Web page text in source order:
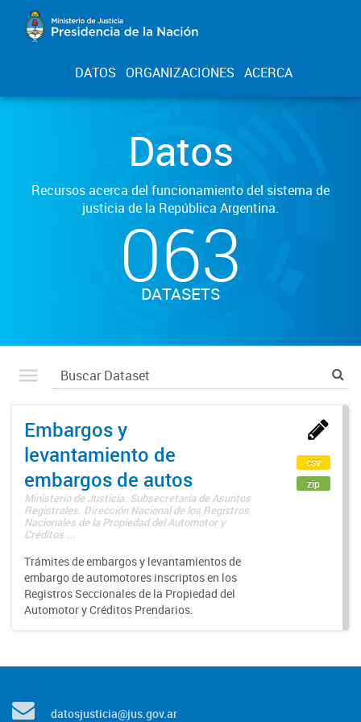
DATOS ORGANIZACIONES ACERCA
Datos
Recursos acerca del funcionamiento del sistema de
justicia de la República Argentina.
063
DATASETS
Embargos y
levantamiento de
embargos de autos
Ministerio de Justicia. Subsecretaría de Asuntos
Registrales. Dirección Nacional de los Registros
Nacionales de la Propiedad del Automotor y
Créditos ...
Trámites de embargos y levantamientos de
embargo de automotores inscriptos en los
Registros Seccionales de la Propiedad del
Automotor y Créditos Prendarios.
csv
zip
datosjusticia@jus.gov.ar